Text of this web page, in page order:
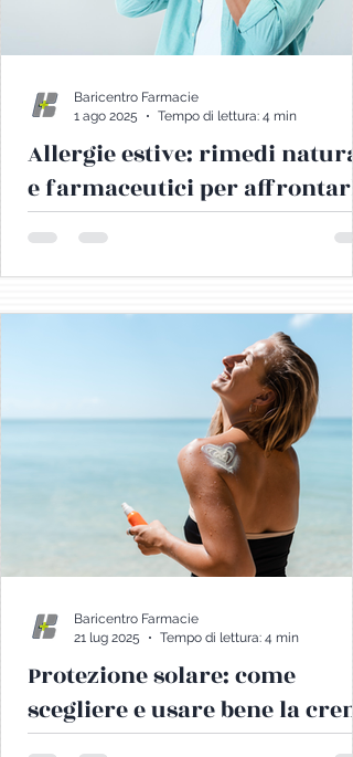
Allergie estive: rimedi
e farmaceutici per affrontarle
al meglio
primi starnuti della stagione. Ma anche
l’estate può nascondere numerosi
e cause di fastidi che compromettono la
qualità della vita: dal naso che cola alle
irritazioni cutanee
Baricentro Farmacie
1 ago 2025
Tempo di lettura: 4 min
Protezione solare: come
scegliere e usare bene la
solare
Baricentro Farmacie
21 lug 2025
Tempo di lettura: 4 min